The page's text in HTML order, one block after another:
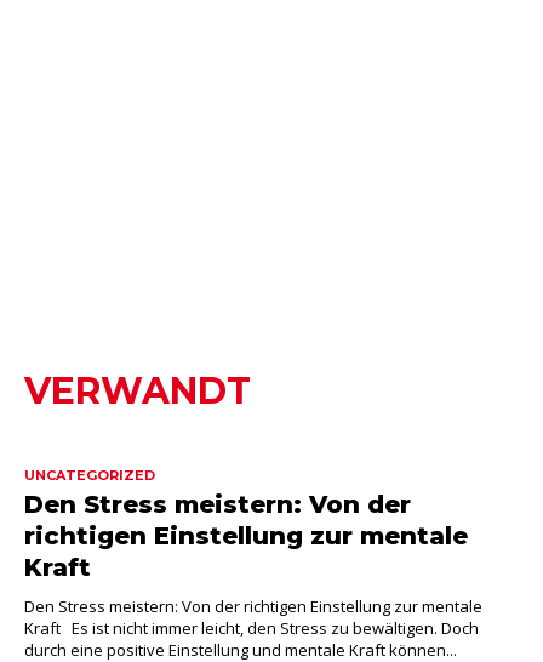
VERWANDT
UNCATEGORIZED
Den Stress meistern: Von der
richtigen Einstellung zur mentale
Kraft
Den Stress meistern: Von der richtigen Einstellung zur mentale
Kraft Es ist nicht immer leicht, den Stress zu bewältigen. Doch
durch eine positive Einstellung und mentale Kraft können...